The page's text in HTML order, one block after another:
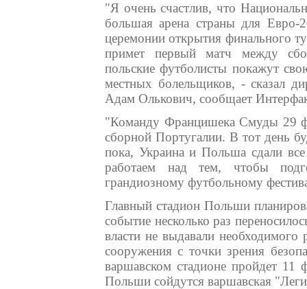
"Я очень счастлив, что
большая арена страны для
церемонии открытия финального
примет первый матч между
польские футболисты покажут
местных болельщиков, - сказал
Адам Олькович, сообщает
"Команду Францишека Смуды 29
сборной Португалии. В тот день
пока, Украина и Польша сдали
работаем над тем, чтобы
грандиозному футбольному
Главный стадион Польши
событие несколько раз
власти не выдавали необходимого
сооружения с точки зрения
варшавском стадионе пройдет 11
Польши сойдутся варшавская